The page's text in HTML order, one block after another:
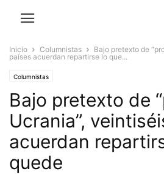
Inicio Columnistas
Bajo pretexto de
países acuerdan repartirse lo que...
Columnistas
Bajo pretexto de
Ucrania”,
acuerdan
quede